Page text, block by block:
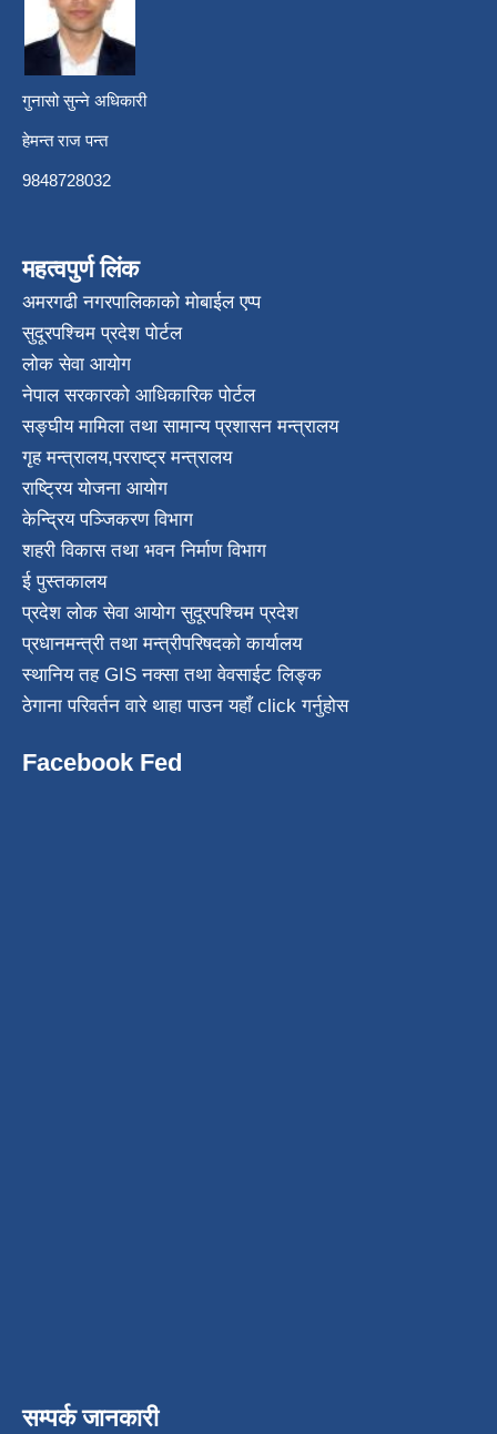
गुनासो सुन्ने अधिकारी
हेमन्त राज पन्त
9848728032
महत्वपुर्ण लिंक
अमरगढी नगरपालिकाको मोबाईल एप्प
सुदूरपश्चिम प्रदेश पोर्टल
लोक सेवा आयोग
नेपाल सरकारको आधिकारिक पोर्टल
सङ्घीय मामिला तथा सामान्य प्रशासन मन्त्रालय
गृह मन्त्रालय,परराष्ट्र मन्त्रालय
राष्ट्रिय योजना आयोग
केन्द्रिय पञ्जिकरण विभाग
शहरी विकास तथा भवन निर्माण विभाग
ई पुस्तकालय
प्रदेश लोक सेवा आयोग सुदूरपश्चिम प्रदेश
प्रधानमन्त्री तथा मन्त्रीपरिषदको कार्यालय
स्थानिय तह GIS नक्सा तथा वेवसाईट लिङ्क
ठेगाना परिवर्तन वारे थाहा पाउन यहाँ click गर्नुहोस
Facebook Fed
सम्पर्क जानकारी